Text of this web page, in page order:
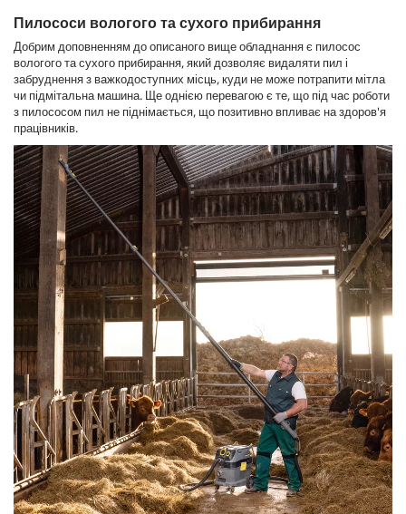
Пилососи вологого та сухого прибирання
Добрим доповненням до описаного вище обладнання є пилосос
вологого та сухого прибирання, який дозволяє видаляти пил і
забруднення з важкодоступних місць, куди не може потрапити мітла
чи підмітальна машина. Ще однією перевагою є те, що під час роботи
з пилососом пил не піднімається, що позитивно впливає на здоров'я
працівників.